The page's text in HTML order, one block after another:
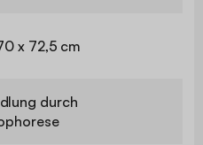
x 72,5 cm
durch